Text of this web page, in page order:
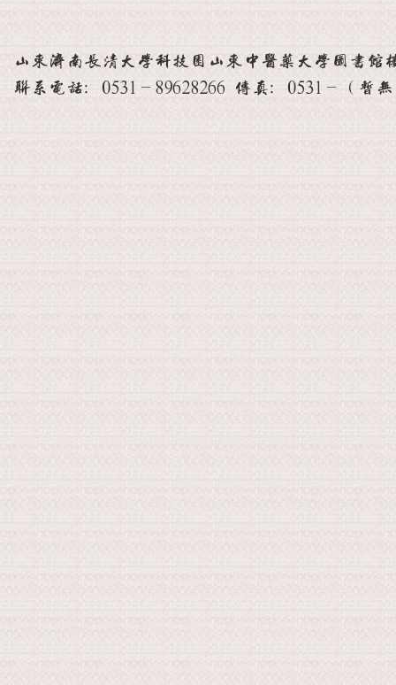
山东济南长清大学科技园山东中医药大学图书馆
联系电话：0531-89628266 传真：0531-（暂无